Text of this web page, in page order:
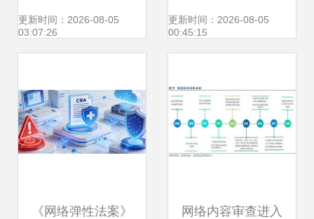
网络服务新篇章
更新时间：2026-08-05
03:07:26
络技术服务的场景
更新时间：2026-08-05
00:45:15
《网络弹性法案》 网络内容审查进入